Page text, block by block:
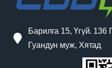
Барилга 15, Үгүй. 136
Гуандун муж, Хятад